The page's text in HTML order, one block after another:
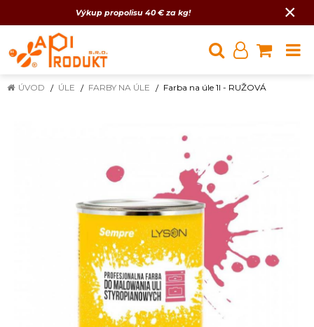
Výkup propolisu 40 € za kg! ×
ÚVOD ÚLE FARBY NA ÚLE Farba na úle 1l - RUŽOVÁ